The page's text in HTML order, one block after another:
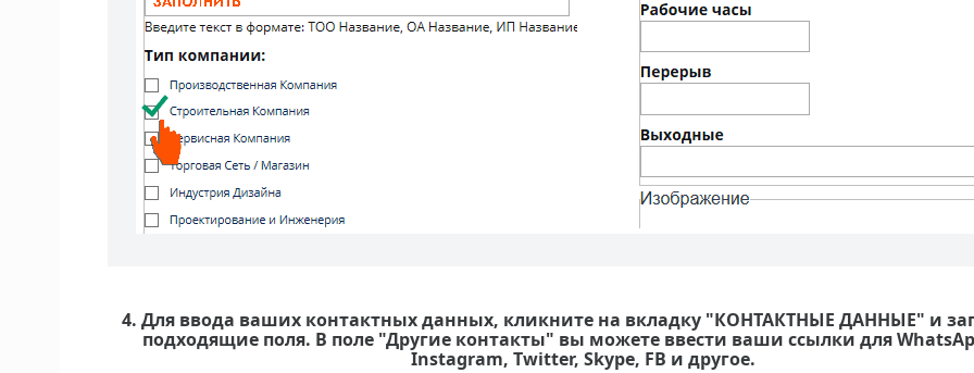
4. Для ввода ваших контактных данных, кликните на вкладку "КОНТАКТНЫЕ ДАННЫЕ" и
подходящие поля. В поле "Другие контакты" вы можете ввести ваши ссылки для
Instagram, Twitter, Skype, FB и другое.